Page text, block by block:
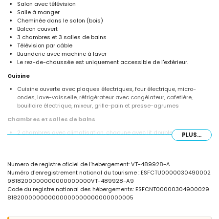
Salon avec télévision
Salle à manger
Cheminée dans le salon (bois)
Balcon couvert
3 chambres et 3 salles de bains
Télévision par câble
Buanderie avec machine à laver
Le rez-de-chaussée est uniquement accessible de l'extérieur.
Cuisine
Cuisine ouverte avec plaques électriques, four électrique, micro-
ondes, lave-vaisselle, réfrigérateur avec congélateur, cafetière,
bouilloire électrique, mixeur, grille-pain et presse-agrumes
Chambres et salles de bains
2 chambres avec climatisation, chacune avec lit double, ventilateur et
2 salles de bains en suite, chacune avec lavabo, douche et toilettes
Salle de bain avec lavabo, douche et toilettes
Extérieur de la maison
Terrain clôturé
PLUS...
Numero de registre oficiel de l'hebergement: VT-489928-A
Numéro d'enregistrement national du tourisme : ESFCTU0000030490002
9818200000000000000000VT-489928-A9
Code du registre national des hébergements: ESFCNT00000304900029
818200000000000000000000000000005